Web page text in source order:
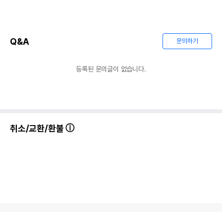
Q&A 문의하기
등록된 문의글이 없습니다.
취소/교환/환불